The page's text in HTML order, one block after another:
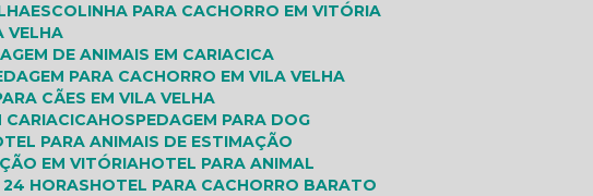
ESCOLINHA PARA CACHORRO EM VITÓRIA
VELHA
DE ANIMAIS EM CARIACICA
PARA CACHORRO EM VILA VELHA
CÃES EM VILA VELHA
CARIACICA
HOSPEDAGEM PARA DOG
PARA ANIMAIS DE ESTIMAÇÃO
EM VITÓRIA
HOTEL PARA ANIMAL
24 HORAS
HOTEL PARA CACHORRO BARATO